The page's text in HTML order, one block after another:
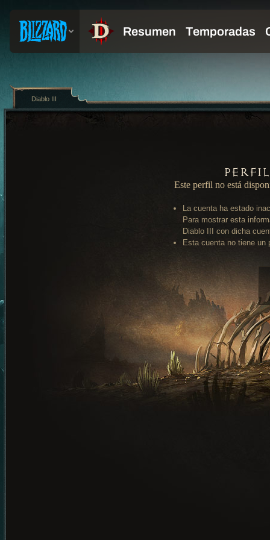
Este perfil no está
La cuenta ha estado
Para mostrar esta
Diablo III con dicha
Esta cuenta no tiene un
Diablo III